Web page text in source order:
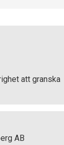
att granska
AB